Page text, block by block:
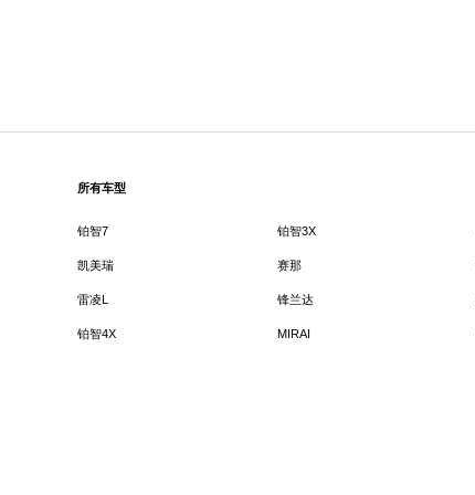
所有车型
铂智7 铂智3X
凯美瑞 赛那
雷凌L 锋兰达
铂智4X MIRAI